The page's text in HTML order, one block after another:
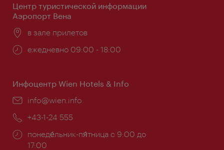
Центр туристической информации
Аэропорт Вена
Расположение:
в зале прилетов
Часы
ежедневно 09:00 - 18:00
Инфоцентр Wien Hotels & Info
Эл.
info@wien.info
Телефон:
+43-1-24 555
Часы
работы:
понеде́льник-пя́тница с 9:00 до
17:00